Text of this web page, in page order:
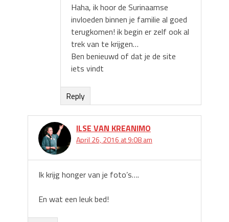
Haha, ik hoor de Surinaamse
invloeden binnen je familie al goed
terugkomen! ik begin er zelf ook al
trek van te krijgen…
Ben benieuwd of dat je de site
iets vindt
Reply
ILSE VAN KREANIMO
April 26, 2016 at 9:08 am
Ik krijg honger van je foto’s….
En wat een leuk bed!